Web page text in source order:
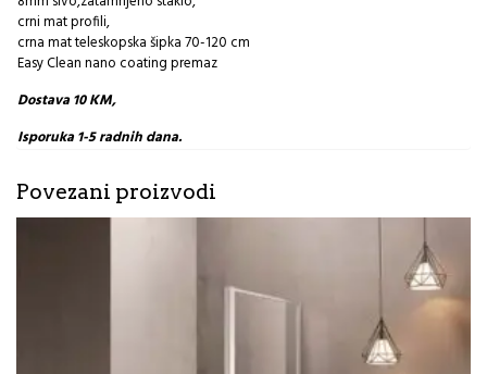
crni mat profili,
crna mat teleskopska šipka 70-120 cm
Easy Clean nano coating premaz
Dostava 10 KM,
Isporuka 1-5 radnih dana.
Povezani proizvodi